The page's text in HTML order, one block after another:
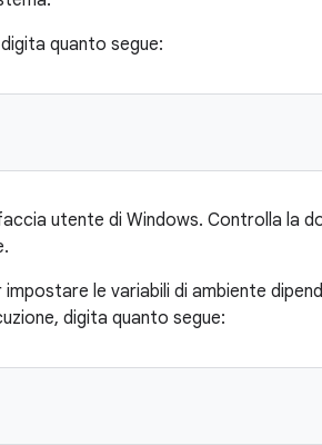
quanto segue:
utente di Windows. Controlla la
le variabili di ambiente
digita quanto segue: